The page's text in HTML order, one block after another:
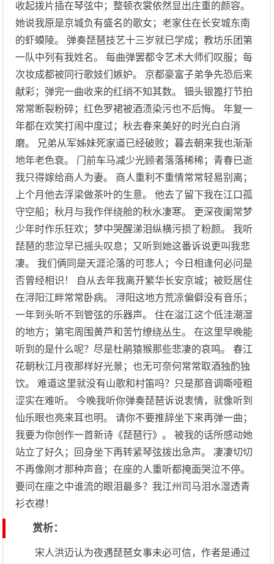
收起拨片插在琴弦中；整顿衣裳依然显出庄重的颜容。
她说我原是京城负有盛名的歌女；老家住在长安城东南
的虾蟆陵。 弹奏琵琶技艺十三岁就已学成；教坊乐团第
一队中列有我姓名。 每曲弹罢都令艺术大师们叹服；每
次妆成都被同行歌妓们嫉妒。 京都豪富子弟争先恐后来
献彩；弹完一曲收来的红绡不知其数。 钿头银篦打节拍
常常断裂粉碎；红色罗裙被酒渍染污也不后悔。 年复一
年都在欢笑打闹中度过；秋去春来美好的时光白白消
磨。 兄弟从军姊妹死家道已经破败；暮去朝来我也渐渐
地年老色衰。 门前车马减少光顾者落落稀稀；青春已逝
我只得嫁给商人为妻。 商人重利不重情常常轻易别离；
上个月他去浮梁做茶叶的生意。 他去了留下我在江口孤
守空船；秋月与我作伴绕舱的秋水凄寒。 更深夜阑常梦
少年时作乐狂欢；梦中哭醒涕泪纵横污损了粉颜。 我听
琵琶的悲泣早已摇头叹息；又听到她这番诉说更叫我悲
凄。 我们俩同是天涯沦落的可悲人；今日相逢何必问是
否曾经相识！ 自从去年我离开繁华长安京城；被贬居住
在浔阳江畔常常卧病。 浔阳这地方荒凉偏僻没有音乐；
一年到头听不到管弦的乐器声。 住在湓江这个低洼潮湿
的地方；第宅周围黄芦和苦竹缭绕丛生。 在这里早晚能
听到的是什么呢？尽是杜鹃猿猴那些悲凄的哀鸣。 春江
花朝秋江月夜那样好光景；也无可奈何常常取酒独酌独
饮。 难道这里就没有山歌和村笛吗？只是那音调嘶哑粗
涩实在难听。 今晚我听你弹奏琵琶诉说衷情，就像听到
仙乐眼也亮来耳也明。 请你不要推辞坐下来再弹一曲；
我要为你创作一首新诗《琵琶行》。 被我的话所感动她
站立了好久；回身坐下再转紧琴弦拨出急声。 凄凄切切
不再像刚才那种声音；在座的人重听都掩面哭泣不停。
要问在座之中谁流的眼泪最多？我江州司马泪水湿透青
衫衣襟！
赏析：
宋人洪迈认为夜遇琵琶女事未必可信，作者是通过